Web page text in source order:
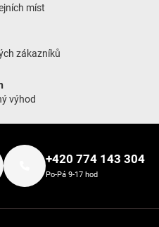
míst
zákazníků
výhod
+420 774 143 304
Po-Pá 9-17 hod